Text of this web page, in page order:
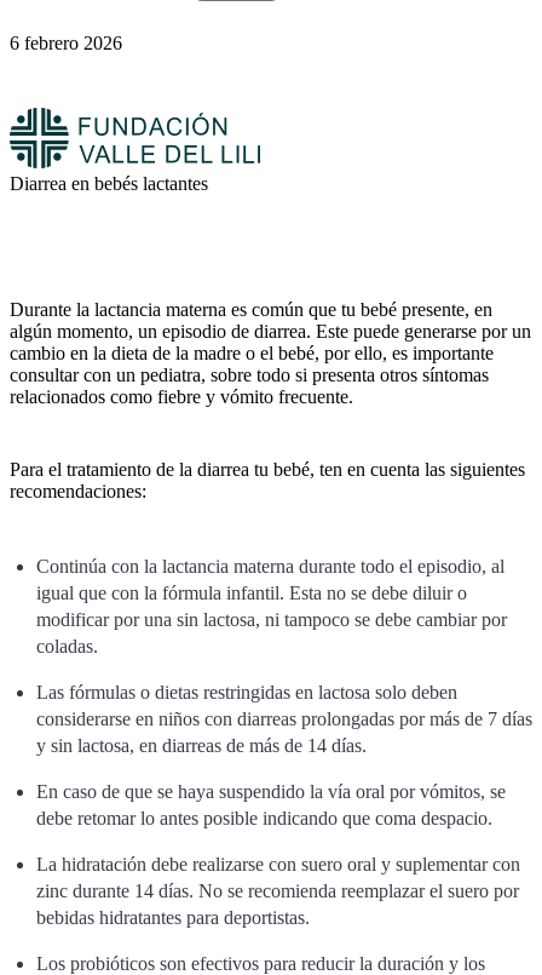
6 febrero 2026
Diarrea en bebés lactantes
Durante la lactancia materna es común que tu bebé presente, en
algún momento, un episodio de diarrea. Este puede generarse por un
cambio en la dieta de la madre o el bebé, por ello, es importante
consultar con un pediatra, sobre todo si presenta otros síntomas
relacionados como fiebre y vómito frecuente.
Para el tratamiento de la diarrea tu bebé, ten en cuenta las siguientes
recomendaciones:
Continúa con la lactancia materna durante todo el episodio, al
igual que con la fórmula infantil. Esta no se debe diluir o
modificar por una sin lactosa, ni tampoco se debe cambiar por
coladas.
Las fórmulas o dietas restringidas en lactosa solo deben
considerarse en niños con diarreas prolongadas por más de 7 días
y sin lactosa, en diarreas de más de 14 días.
En caso de que se haya suspendido la vía oral por vómitos, se
debe retomar lo antes posible indicando que coma despacio.
La hidratación debe realizarse con suero oral y suplementar con
zinc durante 14 días. No se recomienda reemplazar el suero por
bebidas hidratantes para deportistas.
Los probióticos son efectivos para reducir la duración y los